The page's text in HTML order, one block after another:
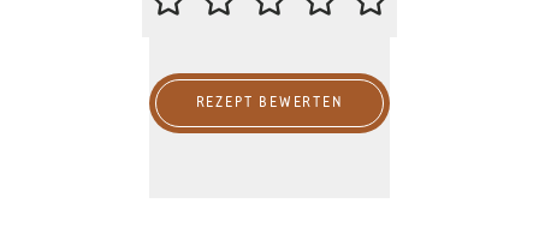
REZEPT BEWERTEN